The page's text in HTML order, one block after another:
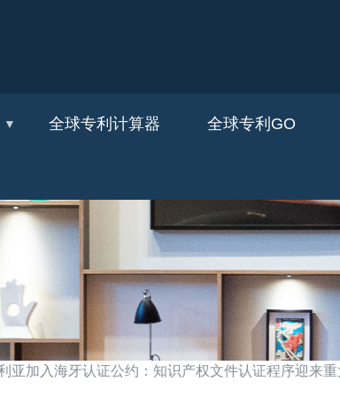
全球专利计算器 全球专利GO
亚加入海牙认证公约：知识产权文件认证程序迎来